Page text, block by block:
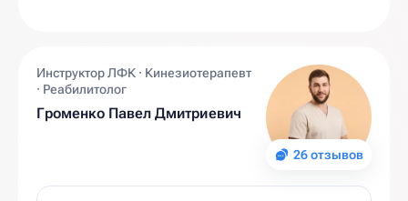
26 отзывов
Инструктор ЛФК · Кинезиотерапевт
· Реабилитолог
Громенко Павел Дмитриевич